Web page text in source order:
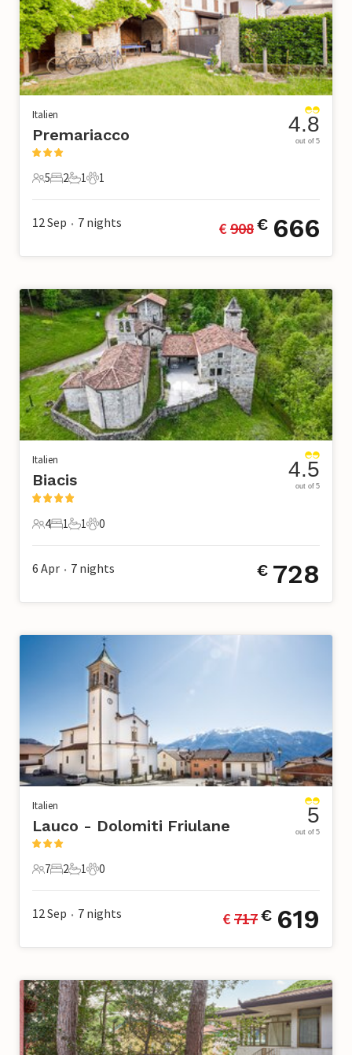
Italien
Premariacco
5 Gäste
5
2 Schlafzimmer
2
1 Badezimmer
1
1 Haustier
1
4.8
out of 5
12 Sep • 7 nights € 908€ 666
Italien
Biacis
4 Gäste
4
1 Schlafzimmer
1
1 Badezimmer
1
0 Haustiere
0
4.5
out of 5
6 Apr • 7 nights € 728
Italien
Lauco - Dolomiti Friulane
7 Gäste
7
2 Schlafzimmer
2
1 Badezimmer
1
0 Haustiere
0
5
out of 5
12 Sep • 7 nights € 717€ 619